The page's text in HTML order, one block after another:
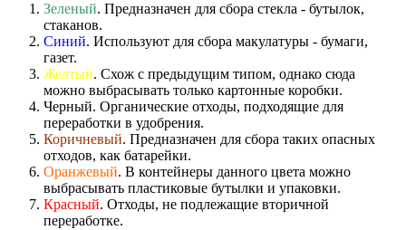
Зеленый. Предназначен для сбора стекла - бутылок,
стаканов.
Синий. Используют для сбора макулатуры - бумаги,
газет.
Желтый. Схож с предыдущим типом, однако сюда
можно выбрасывать только картонные коробки.
Черный. Органические отходы, подходящие для
переработки в удобрения.
Коричневый. Предназначен для сбора таких опасных
отходов, как батарейки.
Оранжевый. В контейнеры данного цвета можно
выбрасывать пластиковые бутылки и упаковки.
Красный. Отходы, не подлежащие вторичной
переработке.